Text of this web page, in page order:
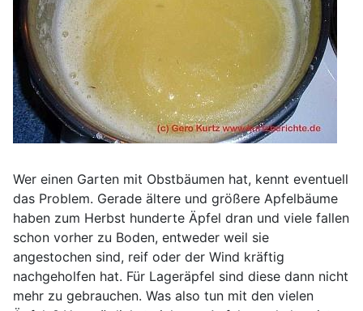
Wer einen Garten mit Obstbäumen hat, kennt eventuell
das Problem. Gerade ältere und größere Apfelbäume
haben zum Herbst hunderte Äpfel dran und viele fallen
schon vorher zu Boden, entweder weil sie
angestochen sind, reif oder der Wind kräftig
nachgeholfen hat. Für Lageräpfel sind diese dann nicht
mehr zu gebrauchen. Was also tun mit den vielen